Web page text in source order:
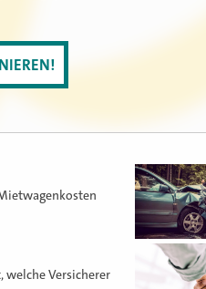
welche Versicherer